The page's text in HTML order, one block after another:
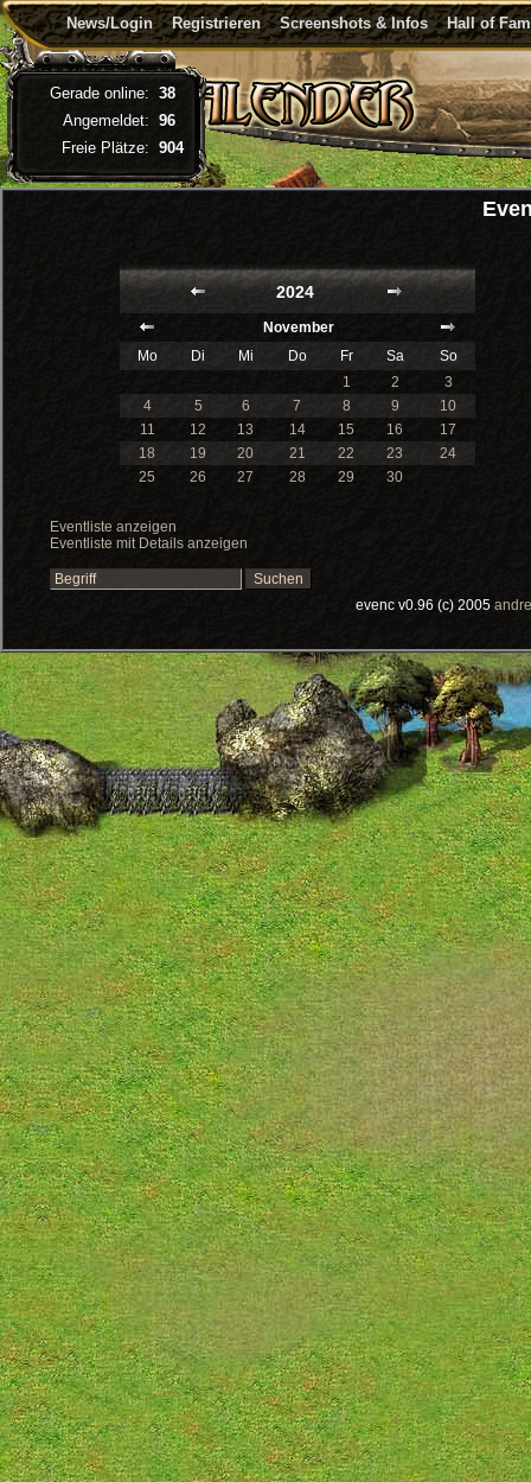
News/Login Registrieren Screenshots & Infos Hall of
2024
November
Mo
Di Mi Do Fr Sa
So
1
2
3
4
5 6 7 8 9
10
11
12 13 14 15 16
17
18
19 20 21 22 23
24
25
26 27 28 29 30
Eventliste anzeigen
Eventliste mit Details anzeigen
evenc v0.96 (c) 2005
Gerade online: 38
Angemeldet: 96
Freie Plätze: 904